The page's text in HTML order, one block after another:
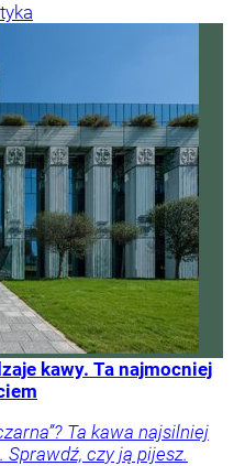
kawy. Ta najmocniej
Ta kawa najsilniej
Sprawdź, czy ją pijesz.